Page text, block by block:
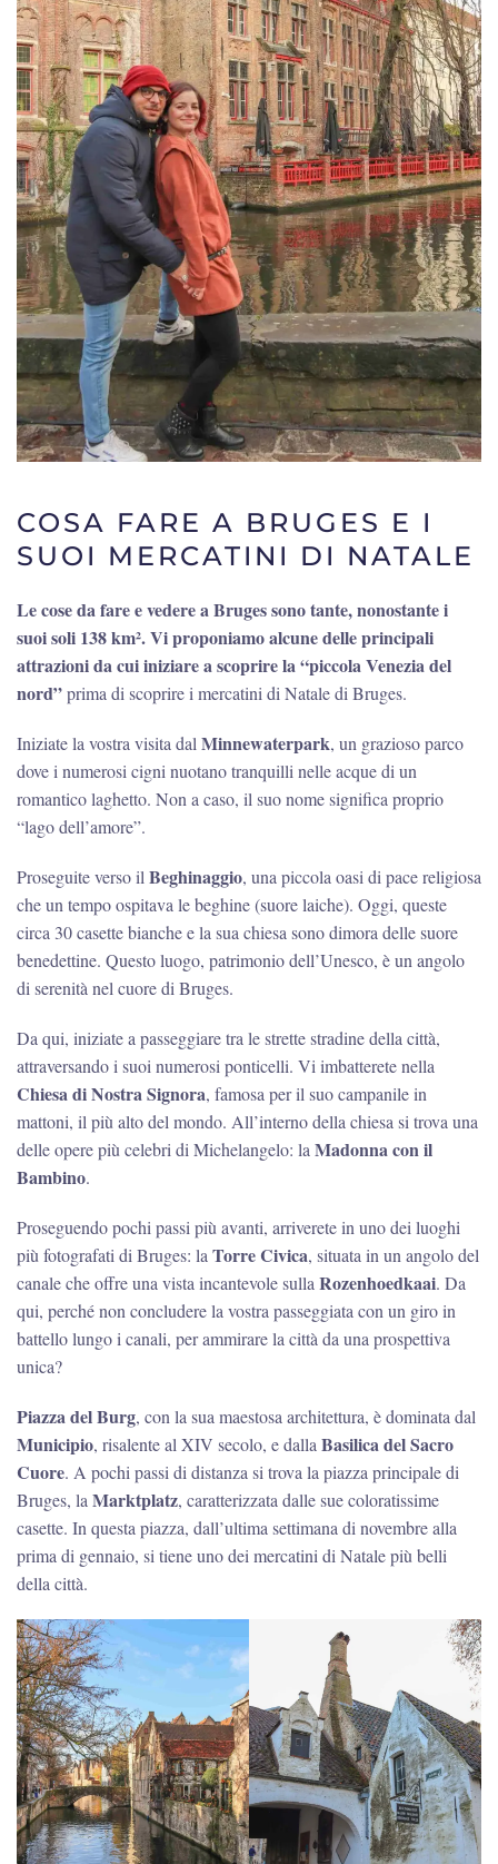
COSA FARE A BRUGES E I
SUOI MERCATINI DI NATALE
Le cose da fare e vedere a Bruges sono tante, nonostante i
suoi soli 138 km². Vi proponiamo alcune delle principali
attrazioni da cui iniziare a scoprire la “piccola Venezia del
nord”prima di scoprire i mercatini di Natale di Bruges.
Iniziate la vostra visita dal Minnewaterpark, un grazioso parco
dove i numerosi cigni nuotano tranquilli nelle acque di un
romantico laghetto. Non a caso, il suo nome significa proprio
“lago dell’amore”.
Proseguite verso il Beghinaggio, una piccola oasi di pace religiosa
che un tempo ospitava le beghine (suore laiche). Oggi, queste
circa 30 casette bianche e la sua chiesa sono dimora delle suore
benedettine. Questo luogo, patrimonio dell’Unesco, è un angolo
di serenità nel cuore di Bruges.
Da qui, iniziate a passeggiare tra le strette stradine della città,
attraversando i suoi numerosi ponticelli. Vi imbatterete nella
Chiesa di Nostra Signora, famosa per il suo campanile in
mattoni, il più alto del mondo. All’interno della chiesa si trova una
delle opere più celebri di Michelangelo: la Madonna con il
Bambino.
Proseguendo pochi passi più avanti, arriverete in uno dei luoghi
più fotografati di Bruges: la Torre Civica, situata in un angolo del
canale che offre una vista incantevole sulla Rozenhoedkaai. Da
qui, perché non concludere la vostra passeggiata con un giro in
battello lungo i canali, per ammirare la città da una prospettiva
unica?
Piazza del Burg, con la sua maestosa architettura, è dominata dal
Municipio, risalente al XIV secolo, e dalla Basilica del Sacro
Cuore. A pochi passi di distanza si trova la piazza principale di
Bruges, la Marktplatz, caratterizzata dalle sue coloratissime
casette. In questa piazza, dall’ultima settimana di novembre alla
prima di gennaio, si tiene uno dei mercatini di Natale più belli
della città.